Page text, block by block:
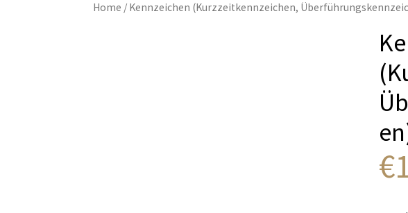
Home / Kennzeichen (Kurzzeitkennzeichen,
€